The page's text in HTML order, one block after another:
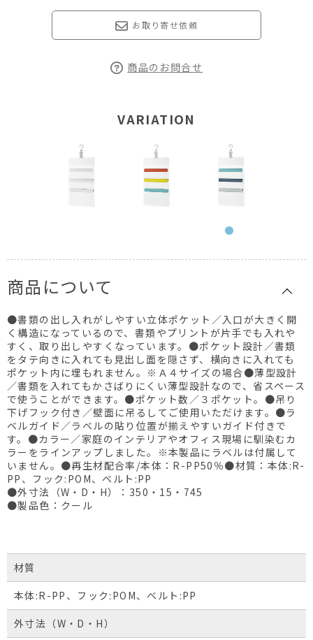
お取り寄せ依頼
商品のお問合せ
VARIATION
商品について
●書類の出し入れがしやすい立体ポケット／入口が大きく開
く構造になっているので、書類やプリントが片手でも入れや
すく、取り出しやすくなっています。●ポケット設計／書類
をタテ向きに入れても見出し面を隠さず、横向きに入れても
ポケット内に埋もれません。※Ａ４サイズの場合●薄型設計
／書類を入れてもかさばりにくい薄型設計なので、省スペース
で使うことができます。●ポケット数／３ポケット。●吊り
下げフック付き／壁面に吊るしてご使用いただけます。●ラ
ベルガイド／ラベルの貼り位置が揃えやすいガイド付きで
す。●カラー／家庭のインテリアやオフィス現場に馴染むカ
ラーをラインアップしました。※本製品にラベルは付属して
いません。●再生材配合率/本体：R-PP50％●材質：本体:R-
PP、フック:POM、ベルト:PP
●外寸法（W・D・H）：350・15・745
●製品色：クール
材質
本体:R-PP、フック:POM、ベルト:PP
外寸法（W・D・H）